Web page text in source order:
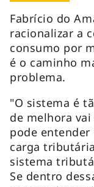
Fabrício do
racionalizar a
consumo por
é o caminho
problema.
"O sistema é
de melhora
pode
carga
sistema
Se dentro